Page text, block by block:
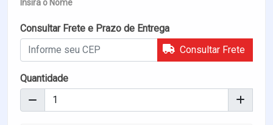
Insira o Nome
Consultar Frete e Prazo de Entrega
Consultar Frete
Quantidade